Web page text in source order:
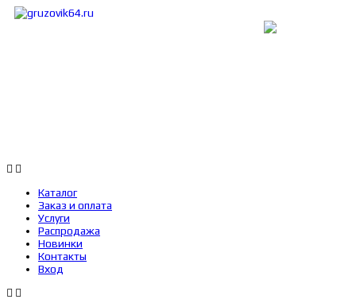
Каталог
Заказ и оплата
Услуги
Распродажа
Новинки
Контакты
Вход